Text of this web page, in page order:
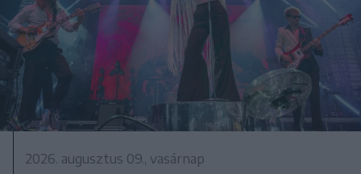
2026. augusztus 09., vasárnap